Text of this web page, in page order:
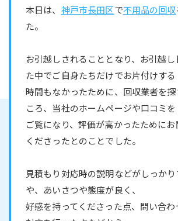
本日は、 神戸市長田区で不用品の回収
た。
お引越しされることとなり、お引越し
た中でご自身たちだけでお片付けする
時間もなかったために、回収業者を
ころ、当社のホームページや口コミを
ご覧になり、評価が高かったためにお
くださったとのことでした。
見積もり対応時の説明などがしっか
や、あいさつや態度が良く、
好感を持ってくださった点、問い合